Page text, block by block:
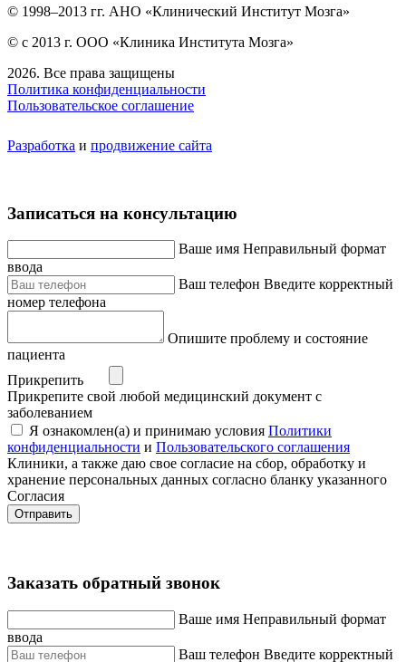
© 1998–2013 гг. АНО «Клинический Институт Мозга»
© с 2013 г. ООО «Клиника Института Мозга»
2026. Все права защищены
Политика конфиденциальности
Пользовательское соглашение
Разработка и продвижение сайта
Записаться на консультацию
Ваше имя Неправильный формат
ввода
Ваш телефон Введите корректный
номер телефона
Опишите проблему и состояние
пациента
Прикрепить
Прикрепите свой любой медицинский документ с
заболеванием
Я ознакомлен(а) и принимаю условия Политики
конфиденциальности и Пользовательского соглашения
Клиники, а также даю свое согласие на сбор, обработку и
хранение персональных данных согласно бланку указанного
Согласия
Отправить
Заказать обратный звонок
Ваше имя Неправильный формат
ввода
Ваш телефон Введите корректный